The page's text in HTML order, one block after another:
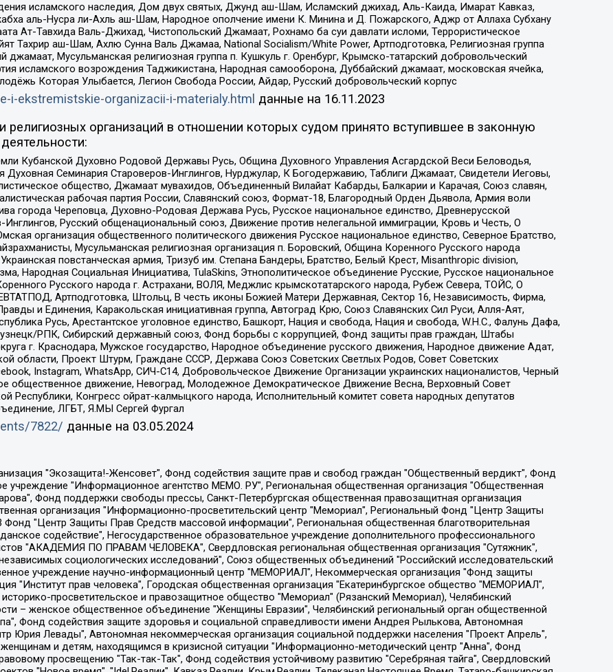
исламского наследия, Дом двух святых, Джунд аш-Шам, Исламский джихад, Аль-Каида, Имарат Кавказ,
аль-Нусра ли-Ахль аш-Шам, Народное ополчение имени К. Минина и Д. Пожарского, Аджр от Аллаха Субхану
Ат-Тавхида Валь-Джихад, Чистопольский Джамаат, Рохнамо ба суи давлати исломи, Террористическое
Тахрир аш-Шам, Ахлю Сунна Валь Джамаа, National Socialism/White Power, Артподготовка, Религиозная группа
джамаат, Мусульманская религиозная группа п. Кушкуль г. Оренбург, Крымско-татарский добровольческий
исламского возрождения Таджикистана, Народная самооборона, Дуббайский джамаат, московская ячейка,
Которая Улыбается, Легион Свобода России, Айдар, Русский добровольческий корпус
i-ekstremistskie-organizacii-i-materialy.html данные на 16.11.2023
организаций в отношении которых судом принято вступившее в законную
Кубанской Духовно Родовой Державы Русь, Община Духовного Управления Асгардской Веси Беловодья,
Семинария Староверов-Инглингов, Нурджулар, К Богодержавию, Таблиги Джамаат, Свидетели Иеговы,
общество, Джамаат мувахидов, Объединенный Вилайат Кабарды, Балкарии и Карачая, Союз славян,
рабочая партия России, Славянский союз, Формат-18, Благородный Орден Дьявола, Армия воли
города Череповца, Духовно-Родовая Держава Русь, Русское национальное единство, Древнерусской
Русский общенациональный союз, Движение против нелегальной иммиграции, Кровь и Честь, О
организация общественного политического движения Русское национальное единство, Северное Братство,
Мусульманская религиозная организация п. Боровский, Община Коренного Русского народа
повстанческая армия, Тризуб им. Степана Бандеры, Братство, Белый Крест, Misanthropic division,
Народная Социальная Инициатива, TulaSkins, Этнополитическое объединение Русские, Русское национальное
Русского народа г. Астрахани, ВОЛЯ, Меджлис крымскотатарского народа, Рубеж Севера, ТОЙС, О
Артподготовка, Штольц, В честь иконы Божией Матери Державная, Сектор 16, Независимость, Фирма,
и Единения, Каракольская инициативная группа, Автоград Крю, Союз Славянских Сил Руси, Алля-Аят,
Русь, Арестантское уголовное единство, Башкорт, Нация и свобода, Нация и свобода, W.H.С., Фалунь Дафа,
РПК, Сибирский державный союз, Фонд борьбы с коррупцией, Фонд защиты прав граждан, Штабы
г. Краснодара, Мужское государство, Народное объединение русского движения, Народное движение Адат,
области, Проект Штурм, Граждане СССР, Держава Союз Советских Светлых Родов, Совет Советских
Instagram, WhatsApp, СИЧ-С14, Добровольческое Движение Организации украинских националистов, Черный
общественное движение, Невоград, Молодежное Демократическое Движение Весна, Верховный Совет
Республики, Конгресс ойрат-калмыцкого народа, Исполнительный комитет совета народных депутатов
ЛГБТ, Я.МЫ Сергей Фургал
7822/ данные на 03.05.2024
ORIENT", Красноярская региональная общественная организация "Мы против СПИДа", Камалягин Денис Николаевич, Маркелов Сергей Евгеньевич, Пономарев Лев Александрович, Савицкая Людмила Алексеевна, Автономная некоммерческая организация "Центр по работе с проблемой насилия "НАСИЛИЮ.НЕТ", Межрегиональный профессиональный союз работников здравоохранения "Альянс врачей", Юридическое лицо, зарегистрированное в Латвийской Республике, SIA "Medusa Project" (регистрационный номер 40103797863, дата регистрации 10.06.2014), Некоммерческая организация "Фонд по борьбе с коррупцией", Автономная некоммерческая организация "Институт права и публичной политики", Баданин Роман Сергеевич, Гликин Максим Александрович, Железнова Мария Михайловна, Лукьянова Юлия Сергеевна, Маетная Елизавета Витальевна, Маняхин Петр Борисович, Чуракова Ольга Владимировна, Ярош Юлия Петровна, Юридическое лицо "The Insider SIA", зарегистрированное в Риге, Латвийская Республика (дата регистрации 26.06.2015), являющееся администратором доменного имени интернет-издания "The Insider SIA", https://theins.ru, Постернак Алексей Евгеньевич, Рубин Михаил Аркадьевич, Анин Роман Александрович, Юридическое лицо Istories fonds, зарегистрированное в Латвийской Республике (регистрационный номер 50008295751, дата регистрации 24.02.2020), Великовский Дмитрий Александрович, Долинина Ирина Николаевна, Мароховская Алеся Алексеевна, Шлейнов Роман Юрьевич, Шмагун Олеся Валентиновна, Общество с ограниченной ответственностью "Альтаир 2021", Общество с ограниченной ответственностью "Вега 2021", Общество с ограниченной ответственностью "Главный редактор 2021", Общество с ограниченной ответственностью "Ромашки монолит", Важенков Артем Валерьевич, Ивановская областная общественная организация "Центр гендерных исследований", Гурман Юрий Альбертович, Медиапроект "ОВД-Инфо", Егоров Владимир Владимирович, Жилинский Владимир Александрович, Общество с ограниченной ответственностью "ЗП", Иванова София Юрьевна, Карезина Инна Павловна, Кильтау Екатерина Викторовна, Петров Алексей Викторович, Пискунов Сергей Евгеньевич, Смирнов Сергей Сергеевич, Тихонов Михаил Сергеевич, Общество с ограниченной ответственностью "ЖУРНАЛИСТ-ИНОСТРАННЫЙ АГЕНТ", Арапова Галина Юрьевна, Вольтская Татьяна Анатольевна, Американская компания "Mason G.E.S. Anonymous Foundation" (США), являющаяся владельцем интернет-издания https://mnews.world/, Компания "Stichting Bellingcat", зарегистрированная в Нидерландах (дата регистрации 11.07.2018), Захаров Андрей Вячеславович, Клепиковская Екатерина Дмитриевна, Общество с ограниченной ответственностью "МЕМО", Перл Роман Александрович, Симонов Евгений Алексеевич, Соловьева Елена Анатольевна, Сотников Даниил Владимирович, Сурначева Елизавета Дмитриевна, Автономная некоммерческая организация по защите прав человека и информированию населения "Якутия – Наше Мнение", Общество с ограниченной ответственностью "Москоу диджитал медиа", с 26.01.2023 Общество с ограниченной ответственностью "Чайка Белые сады", Ветошкина Валерия Валерьевна, Заговора Максим Александрович, Межрегиональное общественное движение "Российская ЛГБТ - сеть", Оленичев Максим Владимирович, Павлов Иван Юрьевич, Скворцова Елена Сергеевна, Общество с ограниченной ответственностью "Как бы инагент", Кочетков Игорь Викторович, Общество с ограниченной ответственностью "Честные выборы", Еланчик Олег Александрович, Общество с ограниченной ответственностью "Нобелевский призыв", Гималова Регина Эмилевна, Григорьев Андрей Валерьевич, Григорьева Алина Александровна, Ассоциация по содействию защите прав призывников, альтернативнослужащих и военнослужащих "Правозащитная группа "Гражданин.Армия.Право", Хисамова Регина Фаритовна, Автономная некоммерческая организация по реализации социально-правовых программ "Лилит", Дальневосточное общественное движение "Маяк", Санкт-Петербургская ЛГБТ-инициативная группа "Выход", Инициативная группа ЛГБТ+ "Реверс", Алексеев Андрей Викторович, Бекбулатова Таисия Львовна, Беляев Иван Михайлович, Владыкина Елена Сергеевна, Гельман Марат Александрович, Никульшина Вероника Юрьевна, Толоконникова Надежда Андреевна, Шендерович Виктор Анатольевич, Общество с ограниченной ответственностью "Данное сообщение", Общество с ограниченной ответственностью Издательский дом "Новая глава", Айнбиндер Александра Александровна, Московский комьюнити-центр для ЛГБТ+инициатив, Благотворительный фонд развития филантропии, Deutsche Welle (Германия, Kurt-Schumacher-Strasse 3, 53113 Bonn), Борзунова Мария Михайловна, Воробьев Виктор Викторович, Голубева Анна Львовна, Константинова Алла Михайловна, Малкова Ирина Владимировна, Мурадов Мурад Абдулгалимович, Осетинская Елизавета Николаевна, Понасенков Евгений Николаевич, Ганапольский Матвей Юрьевич, Киселев Евгений Алексеевич, Борухович Ирина Григорьевна, Дремин Иван Тимофеевич, Дубровский Дмитрий Викторович, Красноярская региональная общественная организация поддержки и развития альтернативных образовательных технологий и межкультурных коммуникаций "ИНТЕРРА", Маяковская Екатерина Алексеевна, Фейгин Марк Захарович, Филимонов Андрей Викторович, Дзугкоева Регина Николаевна, Доброхотов Роман Александрович, Дудь Юрий Александрович, Елкин Сергей Владимирович, Кругликов Кирилл Игоревич, Сабунаева Мария Леонидовна, Семенов Алексей Владимирович, Шаинян Карен Багратович, Шульман Екатерина Михайловна, Асафьев Артур Валерьевич, Вахштайн Виктор Семенович, Венедиктов Алексей Алексеевич, Лушникова Екатерина Евгеньевна, Волков Леонид Михайлович, Невзоров Александр Глебович, Пархоменко Сергей Борисович, Сироткин Ярослав Николаевич, Кара-Мурза Владимир Владимирович, Баранова Наталья Владимировна, Гозман Леонид Яковлевич, Кагарлицкий Борис Юльевич, Климарев Михаил Валерьевич, Милов Владимир Станиславович, Автономная некоммерческая организация Краснодарский центр современного искусства "Типография", Моргенштерн Алишер Тагирович, Соболь Любовь Эдуардовна, Общество с ограниченной ответственностью "ЛИЗА НОРМ", Каспаров Гарри Кимович, Ходорковский Михаил Борисович, Общество с ограниченной ответственностью "Апрельские тезисы", Данилович Ирина Брониславовна, Кашин Олег Владимирович, Петров Николай Владимирович, Пивоваров Алексей Владимирович, Соколов Михаил Владимирович, Цветкова Юлия Владимировна, Чичваркин Евгений Александрович, Комитет против пыток/Команда против пыток, Общество с ограниченной ответственностью "Первый научный", Общество с ограниченной ответственностью "Вертолет и ко", Белоцерковская Вероника Борисовна, Кац Максим Евгеньевич, Лазарева Татьяна Юрьевна, Шаведдинов Руслан Табризович, Яшин Илья Валерьевич, Общество с ограниченной ответственностью "Иноагент ААВ", Алешковский Дмитрий Петрович, Альбац Евгения Марковна, Быков Дмитрий Львович, Галямина Юлия Евгеньевна, Лойко Сергей Леонидович, Мартынов Кирилл Константинович, Медведев Сергей Александрович, Крашенинников Федор Геннадиевич, Гордеева Катерина Вл